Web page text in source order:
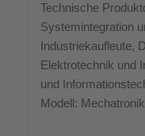
Tech­ni­sche
Sys­tem­in­te­gra­ti­on
Indus­trie­kauf­leu­te,
Elek­tro­tech­nik und
und
Modell: